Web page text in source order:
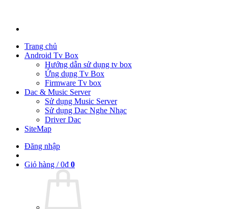
Trang chủ
Android Tv Box
Hướng dẫn sử dụng tv box
Ứng dụng Tv Box
Firmware Tv box
Dac & Music Server
Sử dụng Music Server
Sử dụng Dac Nghe Nhạc
Driver Dac
SiteMap
Đăng nhập
Giỏ hàng /0₫ 0